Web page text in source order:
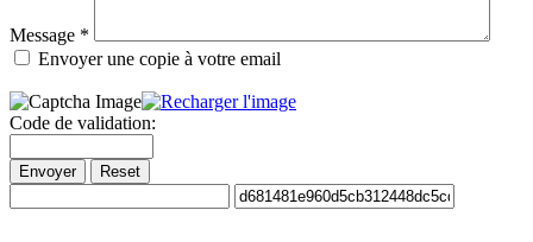
Message *
Envoyer une copie à votre email
Code de validation:
Envoyer Reset